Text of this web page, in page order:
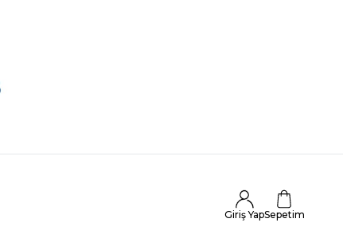
Giriş YapSepetim